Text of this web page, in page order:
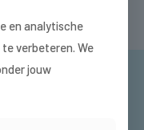
en analytische
verbeteren. We
jouw